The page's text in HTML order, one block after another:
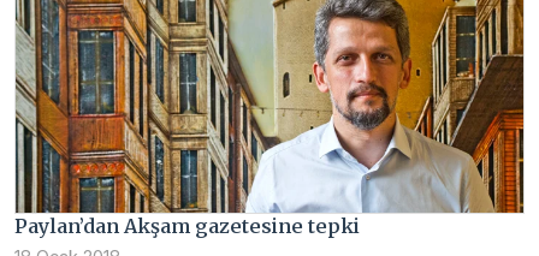
Paylan’dan Akşam gazetesine tepki